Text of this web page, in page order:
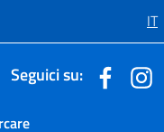
IT
Seguici su: